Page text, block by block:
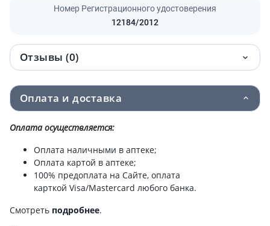
Номер Регистрационного удостоверения
12184/2012
Отзывы (0)
Оплата и доставка
Оплата осуществляется:
Оплата наличными в аптеке;
Оплата картой в аптеке;
100% предоплата на Сайте, оплата
карткой Visa/Mastercard любого банка.
Смотреть подробнее.